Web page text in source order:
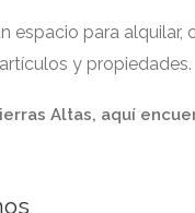
espacio para alquilar,
y propiedades.
Altas, aquí